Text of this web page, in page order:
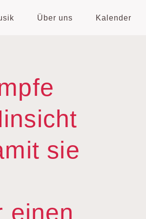
Über uns Kalender
sie
einen